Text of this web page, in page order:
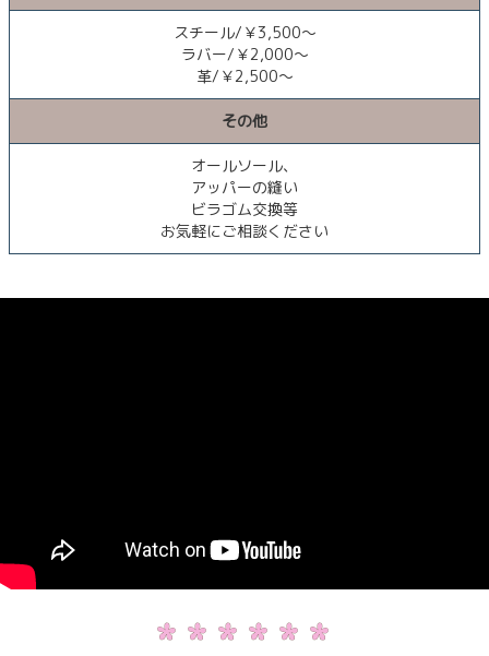
スチール/￥3,500～
ラバー/￥2,000～
革/￥2,500～
その他
オールソール、
アッパーの縫い
ビラゴム交換等
お気軽にご相談ください